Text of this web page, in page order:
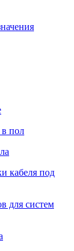
пол
кабеля под
для систем